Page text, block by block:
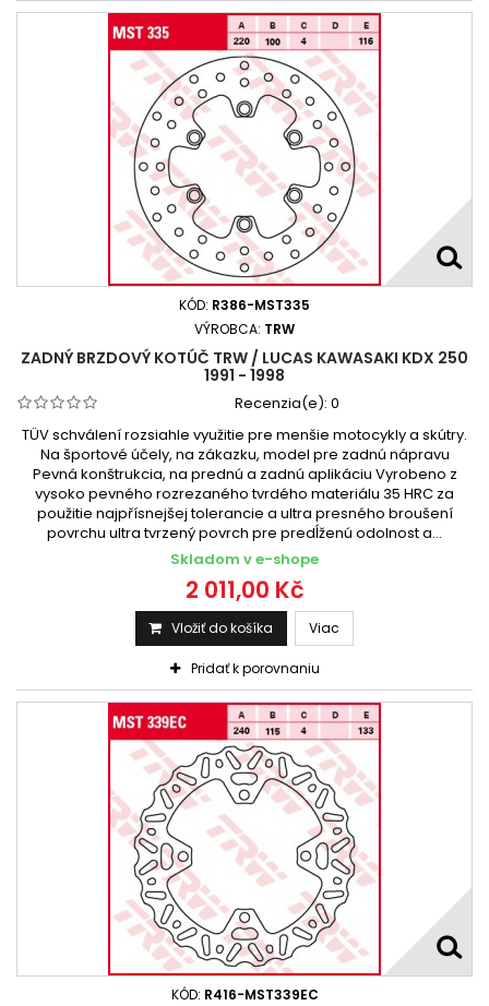
KÓD: R386-MST335
VÝROBCA: TRW
ZADNÝ BRZDOVÝ KOTÚČ TRW / LUCAS KAWASAKI KDX 250
1991 - 1998
Recenzia(e): 0
TÜV schválení rozsiahle využitie pre menšie motocykly a skútry.
Na športové účely, na zákazku, model pre zadnú nápravu
Pevná konštrukcia, na prednú a zadnú aplikáciu Vyrobeno z
vysoko pevného rozrezaného tvrdého materiálu 35 HRC za
použitie najpřísnejšej tolerancie a ultra presného broušení
povrchu ultra tvrzený povrch pre predĺženú odolnost a...
Skladom v e-shope
2 011,00 Kč
Vložiť do košíka Viac
Pridať k porovnaniu
KÓD: R416-MST339EC